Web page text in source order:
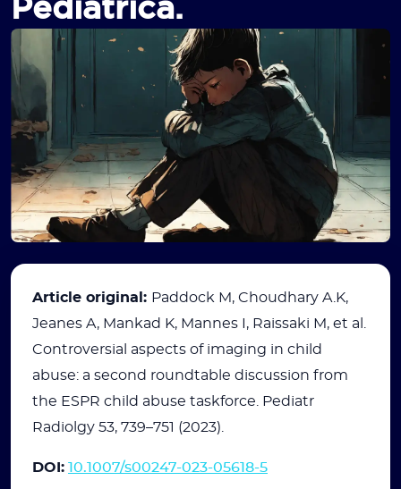
Article original: Paddock M, Choudhary A.K,
Jeanes A, Mankad K, Mannes I, Raissaki M, et al.
Controversial aspects of imaging in child
abuse: a second roundtable discussion from
the ESPR child abuse taskforce. Pediatr
Radiolgy 53, 739–751 (2023).
DOI: 10.1007/s00247-023-05618-5